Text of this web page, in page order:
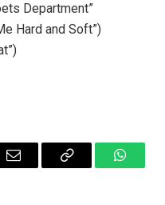
Department”
Hard and Soft”)
Email
Copy